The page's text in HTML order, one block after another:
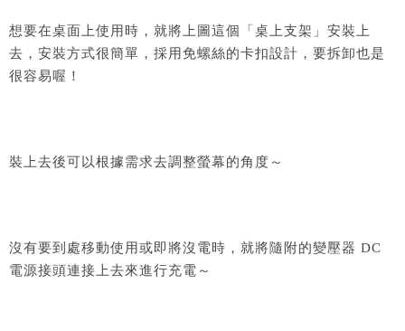
想要在桌面上使用時，就將上圖這個「桌上支架」安裝上
去，安裝方式很簡單，採用免螺絲的卡扣設計，要拆卸也是
很容易喔！
裝上去後可以根據需求去調整螢幕的角度～
沒有要到處移動使用或即將沒電時，就將隨附的變壓器 DC
電源接頭連接上去來進行充電～